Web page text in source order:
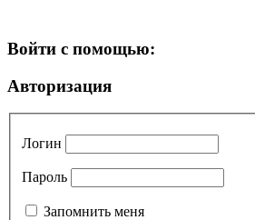
Войти с помощью:
Авторизация
Логин
Пароль
Запомнить меня